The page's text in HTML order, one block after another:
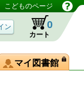
こどものページ
カート
0
マイ図書館